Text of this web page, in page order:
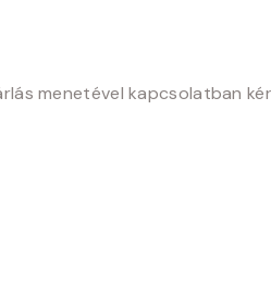
menetével kapcsolatban